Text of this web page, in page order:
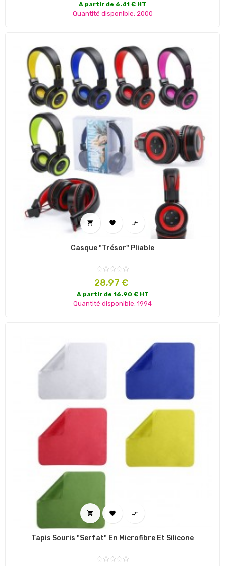
A partir de 6.41 € HT
Quantité disponible: 2000
  
Casque "Trésor" Pliable
Prix
28,97 €
A partir de 16.90 € HT
Quantité disponible: 1994
  
Tapis Souris "Serfat" En Microfibre Et Silicone